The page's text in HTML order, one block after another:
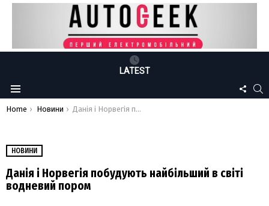
LATEST
Menu
US
You are here:
Home Новини Данія і Норвегія побудують найбільший в світі водневий пором
НОВИНИ
Данія і Норвегія побудують найбільший в світі
водневий пором